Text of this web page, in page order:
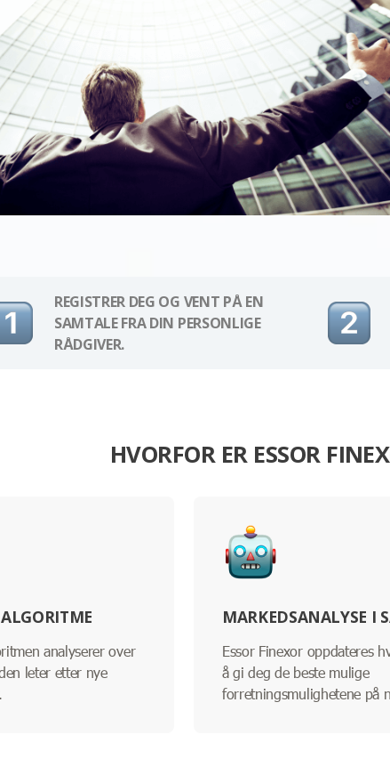
REGISTRER DEG OG VENT PÅ EN
SAMTALE FRA DIN PERSONLIGE
RÅDGIVER.
HVORFOR ER ESSOR
analyserer over
leter etter nye
MARKEDSANALYSE I
Essor Finexor oppdateres
å gi deg de beste mulige
forretningsmulighetene på